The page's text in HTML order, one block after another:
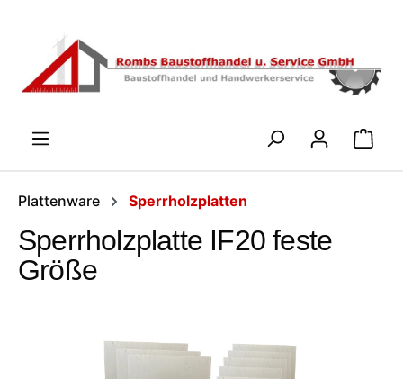
Plattenware Sperrholzplatten
Sperrholzplatte IF20 feste
Größe